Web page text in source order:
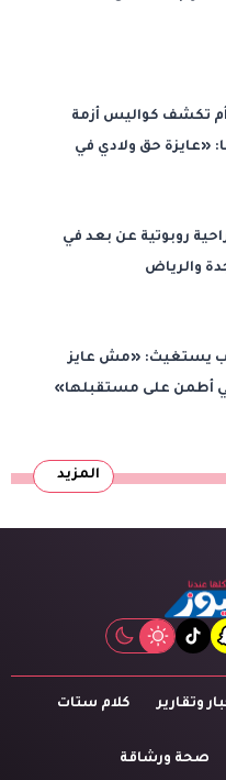
تكشف كواليس أزمة
«عايزة حق ولادي في
روبوتية عن بعد في
والرياض
أب يستغيث: «مش عايز
أطمن على مستقبلها»
المزيد
tiktok
وتقارير كلام ستات
صحة ورشاقة